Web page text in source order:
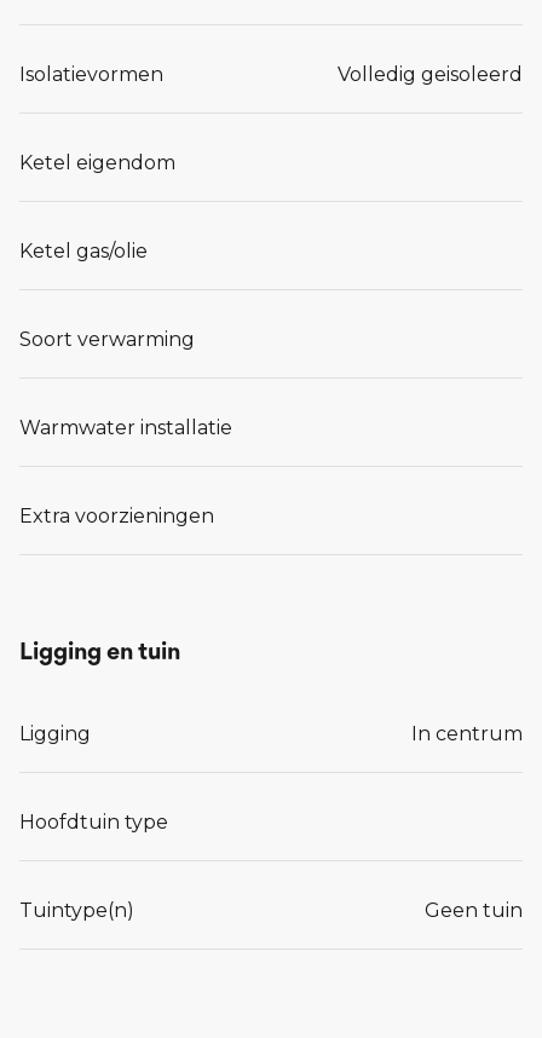
Isolatievormen Volledig geisoleerd
Ketel eigendom
Ketel gas/olie
Soort verwarming
Warmwater installatie
Extra voorzieningen
Ligging en tuin
Ligging In centrum
Hoofdtuin type
Tuintype(n) Geen tuin